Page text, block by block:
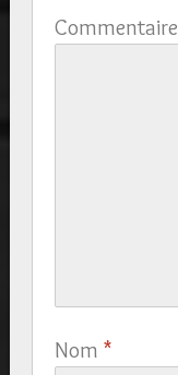
Commentaire
Nom *